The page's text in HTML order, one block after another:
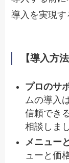
導入を実現す
【導入方法
プロのサ
ムの導入
信頼でき
相談しま
メニュー
ューと価